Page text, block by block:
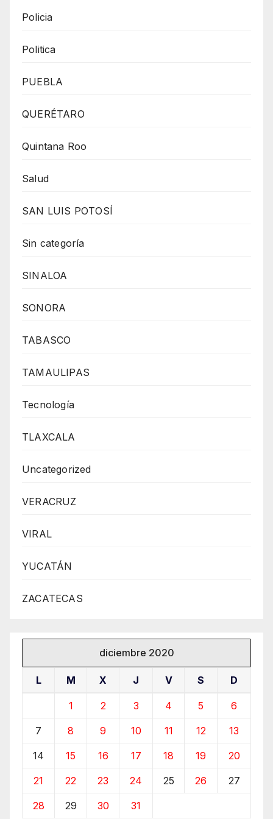
Policia
Politica
PUEBLA
QUERÉTARO
Quintana Roo
Salud
SAN LUIS POTOSÍ
Sin categoría
SINALOA
SONORA
TABASCO
TAMAULIPAS
Tecnología
TLAXCALA
Uncategorized
VERACRUZ
VIRAL
YUCATÁN
ZACATECAS
diciembre 2020
L M X J V S D
1 2 3 4 5 6
7 8 9 10 11 12 13
14 15 16 17 18 19 20
21 22 23 24 25 26 27
28 29 30 31